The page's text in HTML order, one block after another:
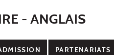
- ANGLAIS
PARTENARIATS